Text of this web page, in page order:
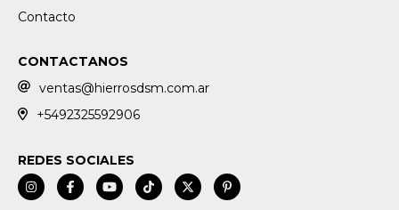
Contacto
CONTACTANOS
ventas@hierrosdsm.com.ar
+5492325592906
REDES SOCIALES